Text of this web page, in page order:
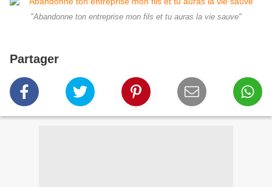
"Abandonne ton entreprise mon fils et tu auras la vie sauve"
Partager